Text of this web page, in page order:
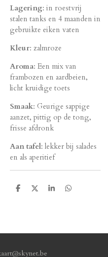
Lagering: in roestvrij
stalen tanks en 4 maanden in
gebruikte eiken vaten
Kleur: zalmroze
Aroma: Een mix van
frambozen en aardbeien,
licht kruidige toets
Smaak: Geurige sappige
aanzet, pittig op de tong,
frisse afdronk
Aan tafel: lekker bij salades
en als aperitief
D
D
S
D